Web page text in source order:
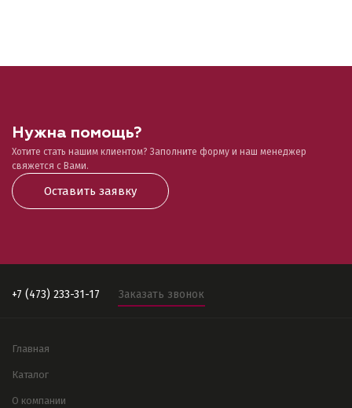
Нужна помощь?
Хотите стать нашим клиентом? Заполните форму и наш менеджер
свяжется с Вами.
Оставить заявку
+7 (473) 233-31-17 Заказать звонок
Главная
Каталог
О компании